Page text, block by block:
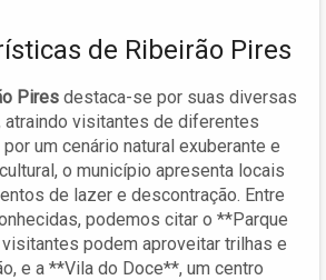
de Ribeirão Pires
Pires destaca-se por suas diversas
visitantes de diferentes
um cenário natural exuberante e
o município apresenta locais
de lazer e descontração. Entre
podemos citar o **Parque
podem aproveitar trilhas e
e a **Vila do Doce**, um centro